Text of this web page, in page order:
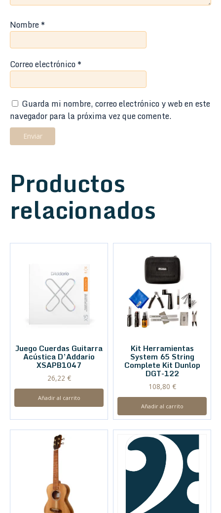
Nombre*
Correo electrónico*
Guarda mi nombre, correo electrónico y web en este
navegador para la próxima vez que comente.
Productos
relacionados
Juego Cuerdas Guitarra
Acústica D’Addario
XSAPB1047
26,22 €
Añadir al carrito
Kit Herramientas
System 65 String
Complete Kit Dunlop
DGT-122
108,80 €
Añadir al carrito